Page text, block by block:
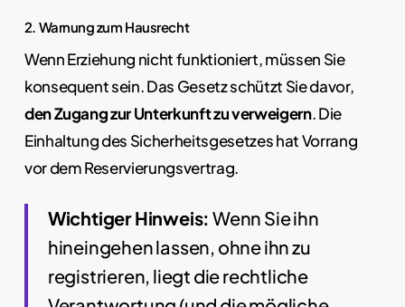
2. Warnung zum Hausrecht
Wenn Erziehung nicht funktioniert, müssen Sie
konsequent sein. Das Gesetz schützt Sie davor,
den Zugang zur Unterkunft zu verweigern. Die
Einhaltung des Sicherheitsgesetzes hat Vorrang
vor dem Reservierungsvertrag.
Wichtiger Hinweis: Wenn Sie ihn
hineingehen lassen, ohne ihn zu
registrieren, liegt die rechtliche